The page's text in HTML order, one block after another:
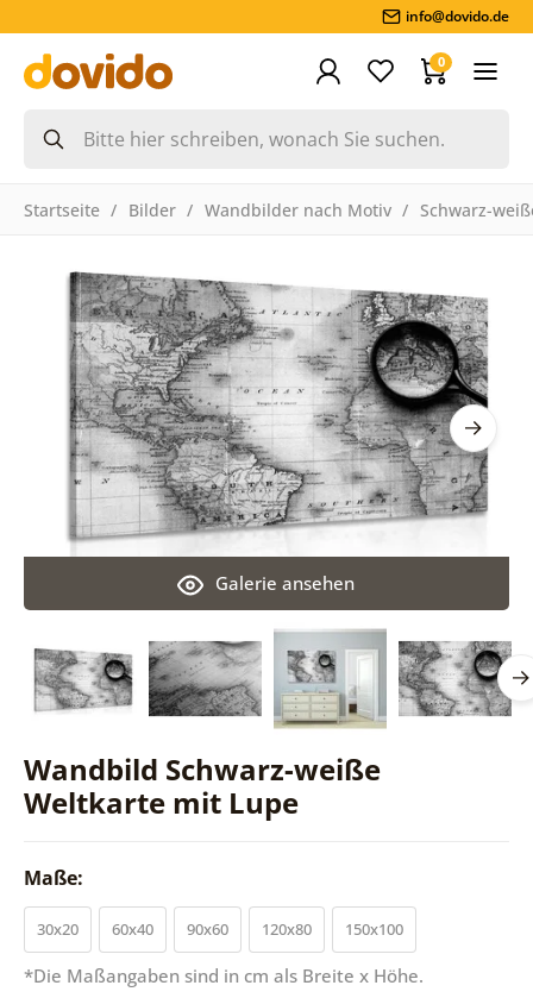
info@dovido.de
0
Startseite Bilder Wandbilder nach Motiv Schwarz-
Wandbild Schwarz-weiße
Weltkarte mit Lupe
Galerie ansehen
Maße:
30x20 60x40 90x60 120x80 150x100
*Die Maßangaben sind in cm als Breite x Höhe.